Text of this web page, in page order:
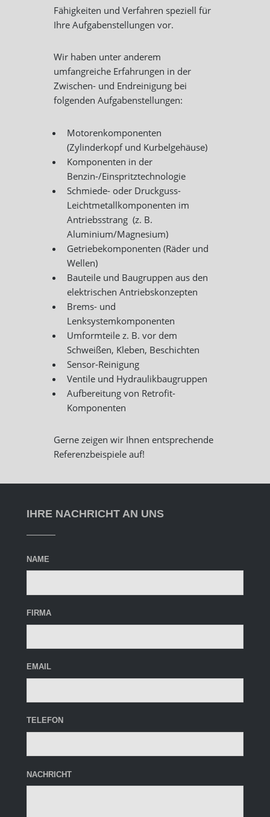
Fähigkeiten und Verfahren speziell für
Ihre Aufgabenstellungen vor.
Wir haben unter anderem
umfangreiche Erfahrungen in der
Zwischen- und Endreinigung bei
folgenden Aufgabenstellungen:
Motorenkomponenten
(Zylinderkopf und Kurbelgehäuse)
Komponenten in der
Benzin-/Einspritztechnologie
Schmiede- oder Druckguss-
Leichtmetallkomponenten im
Antriebsstrang (z. B.
Aluminium/Magnesium)
Getriebekomponenten (Räder und
Wellen)
Bauteile und Baugruppen aus den
elektrischen Antriebskonzepten
Brems- und
Lenksystemkomponenten
Umformteile z. B. vor dem
Schweißen, Kleben, Beschichten
Sensor-Reinigung
Ventile und Hydraulikbaugruppen
Aufbereitung von Retrofit-
Komponenten
Gerne zeigen wir Ihnen entsprechende
Referenzbeispiele auf!
IHRE NACHRICHT AN UNS
NAME
FIRMA
EMAIL
TELEFON
NACHRICHT